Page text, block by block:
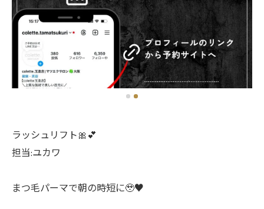
ラッシュリフト🎀💕
担当:ユカワ
まつ毛パーマで朝の時短に🥹♥️